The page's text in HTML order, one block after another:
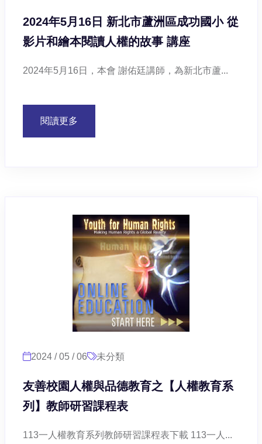
2024年5月16日 新北市蘆洲區成功國小 從
影片和繪本閱讀人權的故事 講座
2024年5月16日，本會 謝佑廷講師，為新北市蘆...
閱讀更多
2024 / 05 / 06 未分類
友善校園人權與品德教育之【人權教育系
列】教師研習課程表
113一人權教育系列教師研習課程表下載 113一人...